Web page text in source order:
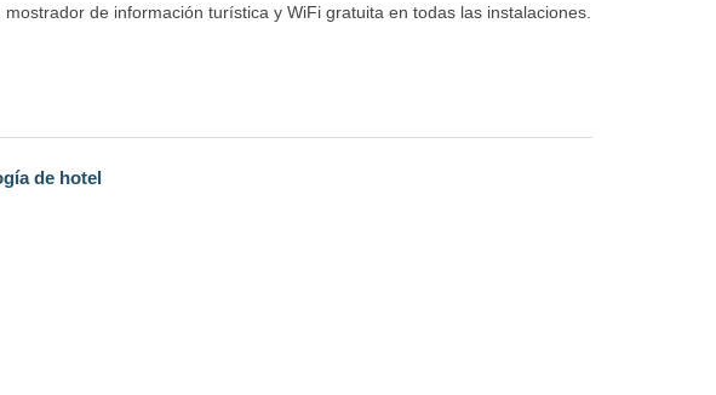
de información turística y WiFi gratuita en todas las instalaciones.
de hotel